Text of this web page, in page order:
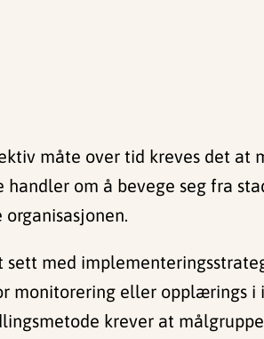
måte over tid kreves det at
om å bevege seg fra
med
eller opplærings i
krever at